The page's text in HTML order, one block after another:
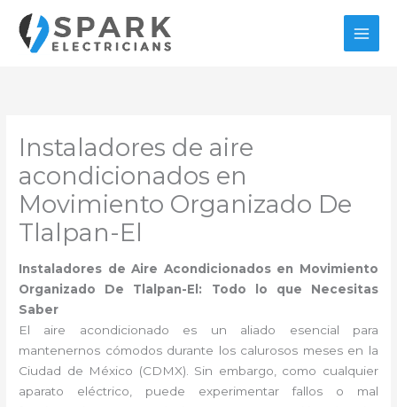
contenido
Instaladores de aire
acondicionados en
Movimiento Organizado De
Tlalpan-El
Instaladores de Aire Acondicionados en Movimiento
Organizado De Tlalpan-El: Todo lo que Necesitas
Saber
El aire acondicionado es un aliado esencial para
mantenernos cómodos durante los calurosos meses en la
Ciudad de México (CDMX). Sin embargo, como cualquier
aparato eléctrico, puede experimentar fallos o mal